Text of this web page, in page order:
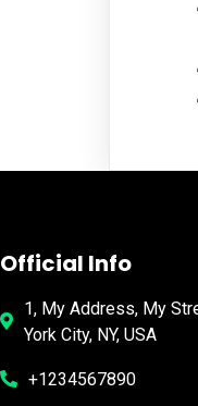
Official Info
1, My Address, My
York City, NY, USA
+1234567890